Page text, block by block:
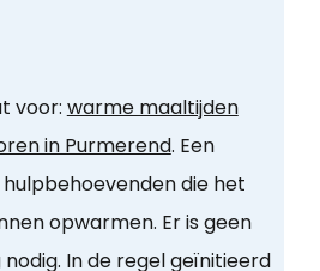
voor: warme maaltijden
in Purmerend. Een
die het
opwarmen. Er is geen
In de regel geïnitieerd